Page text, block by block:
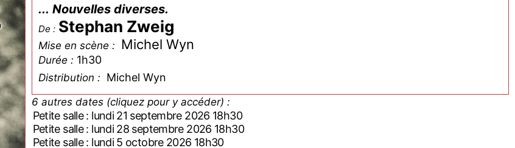
... Nouvelles diverses.
De : Stephan Zweig
Mise en scène : Michel Wyn
Durée : 1h30
Distribution : Michel Wyn
6 autres dates (cliquez pour y accéder) :
Petite salle : lundi 21 septembre 2026 18h30
Petite salle : lundi 28 septembre 2026 18h30
Petite salle : lundi 5 octobre 2026 18h30